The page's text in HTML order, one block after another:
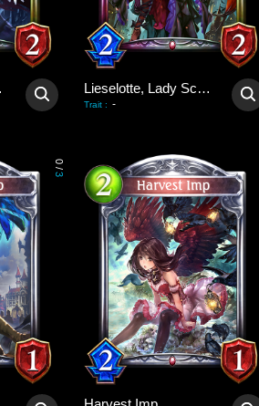
Lieselotte, Lady Scarlet
Trait : -
0
/
3